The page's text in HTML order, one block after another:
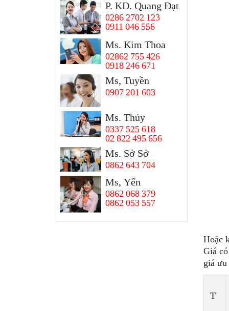
Hoặc
Giá
giá ưu
T
P. KD. Quang Đạt
0286 2702 123
0911 046 556
Ms. Kim Thoa
02862 755 426
0918 246 671
Ms, Tuyền
0907 201 603
Ms. Thủy
0337 525 618
02 822 495 656
Ms. Sở Sở
0862 643 704
Ms, Yến
0862 068 379
0862 053 557